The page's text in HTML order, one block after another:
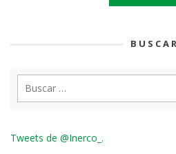
BUSCAR
Tweets de @Inerco_.